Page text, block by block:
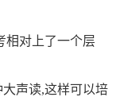
相对上了一个层
声读,这样可以培